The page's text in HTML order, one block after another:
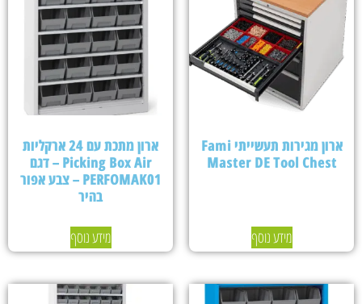
ארון מגירות תעשייתי Fami
Master DE Tool Chest
מידע נוסף
ארון מתכת עם 24 ארקליות
Picking Box Air – דגם
PERFOMAK01 – צבע אפור
בהיר
מידע נוסף